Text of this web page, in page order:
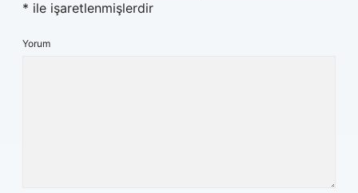
* ile işaretlenmişlerdir
Yorum